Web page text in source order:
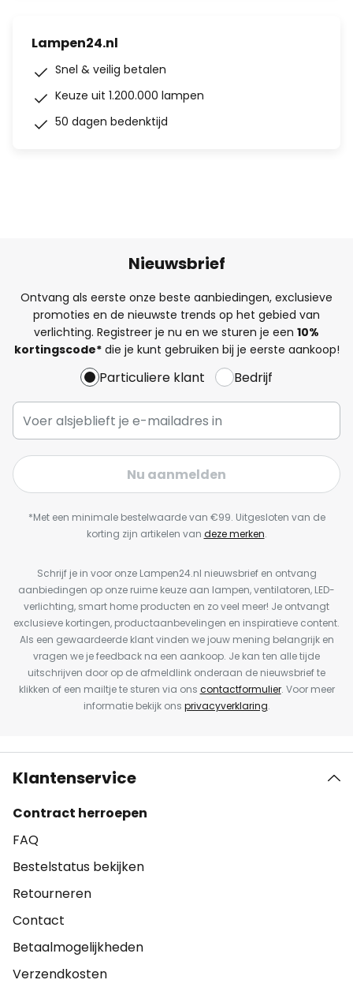
Lampen24.nl
Snel & veilig betalen
Keuze uit 1.200.000 lampen
50 dagen bedenktijd
Nieuwsbrief
Ontvang als eerste onze beste aanbiedingen, exclusieve
promoties en de nieuwste trends op het gebied van
verlichting. Registreer je nu en we sturen je een 10%
kortingscode*die je kunt gebruiken bij je eerste aankoop!
Particuliere klant Bedrijf
Nu aanmelden
*Met een minimale bestelwaarde van €99. Uitgesloten van de
korting zijn artikelen van deze merken.
Schrijf je in voor onze Lampen24.nl nieuwsbrief en ontvang
aanbiedingen op onze ruime keuze aan lampen, ventilatoren, LED-
verlichting, smart home producten en zo veel meer! Je ontvangt
exclusieve kortingen, productaanbevelingen en inspiratieve content.
Als een gewaardeerde klant vinden we jouw mening belangrijk en
vragen we je feedback na een aankoop. Je kan ten alle tijde
uitschrijven door op de afmeldlink onderaan de nieuwsbrief te
klikken of een mailtje te sturen via ons contactformulier. Voor meer
informatie bekijk ons privacyverklaring.
Klantenservice
Contract herroepen
FAQ
Bestelstatus bekijken
Retourneren
Contact
Betaalmogelijkheden
Verzendkosten